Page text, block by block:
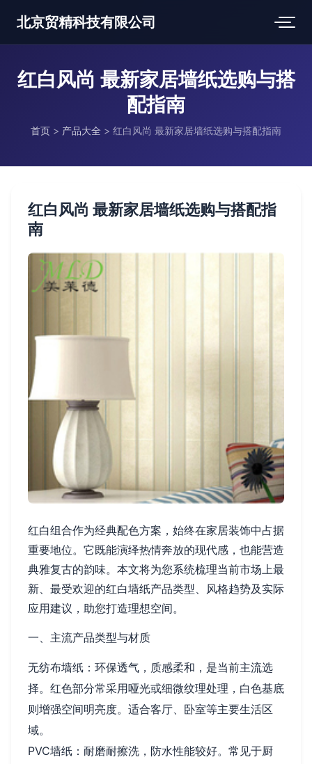
北京贸精科技有限公司
红白风尚 最新家居墙纸选购与搭
配指南
首页 > 产品大全 > 红白风尚 最新家居墙纸选购与搭配指南
红白风尚 最新家居墙纸选购与搭配指
南
红白组合作为经典配色方案，始终在家居装饰中占据
重要地位。它既能演绎热情奔放的现代感，也能营造
典雅复古的韵味。本文将为您系统梳理当前市场上最
新、最受欢迎的红白墙纸产品类型、风格趋势及实际
应用建议，助您打造理想空间。
一、主流产品类型与材质
无纺布墙纸：环保透气，质感柔和，是当前主流选
择。红色部分常采用哑光或细微纹理处理，白色基底
则增强空间明亮度。适合客厅、卧室等主要生活区
域。
PVC墙纸：耐磨耐擦洗，防水性能较好。常见于厨